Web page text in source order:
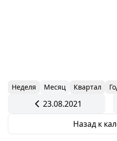
Неделя Месяц Квартал
23.08.2021
Назад к